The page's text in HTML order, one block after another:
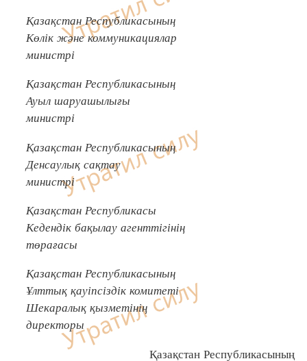
Қазақстан Республикасының
Көлік және коммуникациялар
министрі
Қазақстан Республикасының
Ауыл шаруашылығы
министрі
Қазақстан Республикасының
Денсаулық сақтау
министрі
Қазақстан Республикасы
Кедендік бақылау агенттігінің
төрағасы
Қазақстан Республикасының
Ұлттық қауіпсіздік комитеті
Шекаралық қызметінің
директоры
Қазақстан Республикасының